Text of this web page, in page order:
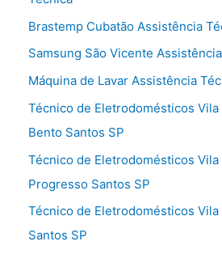
Brastemp Cubatão Assistência
Samsung São Vicente
Máquina de Lavar Assistência
Técnico de Eletrodomésticos Vila
Bento Santos SP
Técnico de Eletrodomésticos Vila
Progresso Santos SP
Técnico de Eletrodomésticos Vila
Santos SP